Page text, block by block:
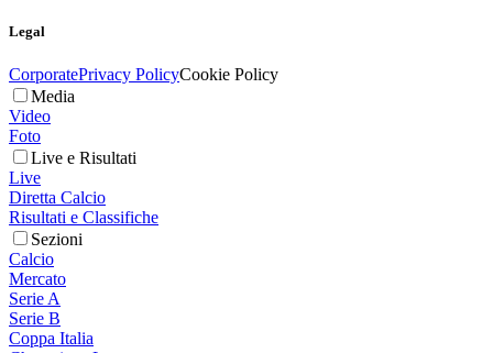
Legal
CorporatePrivacy PolicyCookie Policy
Media
Video
Foto
Live e Risultati
Live
Diretta Calcio
Risultati e Classifiche
Sezioni
Calcio
Mercato
Serie A
Serie B
Coppa Italia